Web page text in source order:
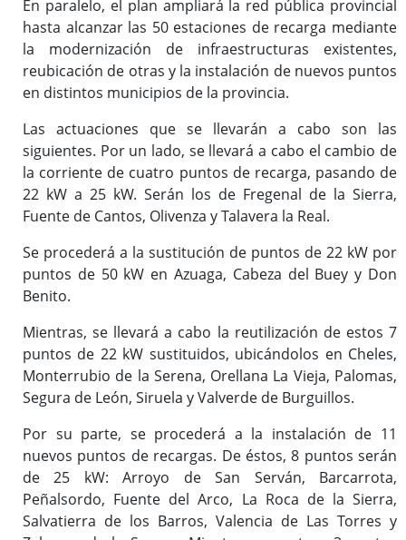
En paralelo, el plan ampliará la red pública provincial
hasta alcanzar las 50 estaciones de recarga mediante
la modernización de infraestructuras existentes,
reubicación de otras y la instalación de nuevos puntos
en distintos municipios de la provincia.
Las actuaciones que se llevarán a cabo son las
siguientes. Por un lado, se llevará a cabo el cambio de
la corriente de cuatro puntos de recarga, pasando de
22 kW a 25 kW. Serán los de Fregenal de la Sierra,
Fuente de Cantos, Olivenza y Talavera la Real.
Se procederá a la sustitución de puntos de 22 kW por
puntos de 50 kW en Azuaga, Cabeza del Buey y Don
Benito.
Mientras, se llevará a cabo la reutilización de estos 7
puntos de 22 kW sustituidos, ubicándolos en Cheles,
Monterrubio de la Serena, Orellana La Vieja, Palomas,
Segura de León, Siruela y Valverde de Burguillos.
Por su parte, se procederá a la instalación de 11
nuevos puntos de recargas. De éstos, 8 puntos serán
de 25 kW: Arroyo de San Serván, Barcarrota,
Peñalsordo, Fuente del Arco, La Roca de la Sierra,
Salvatierra de los Barros, Valencia de Las Torres y